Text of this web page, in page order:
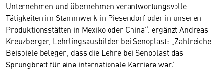
Unternehmen und übernehmen verantwortungsvolle
Tätigkeiten im Stammwerk in Piesendorf oder in unseren
Produktionsstätten in Mexiko oder China“, ergänzt Andreas
Kreuzberger, Lehrlingsausbilder bei Senoplast: „Zahlreiche
Beispiele belegen, dass die Lehre bei Senoplast das
Sprungbrett für eine internationale Karriere war.“